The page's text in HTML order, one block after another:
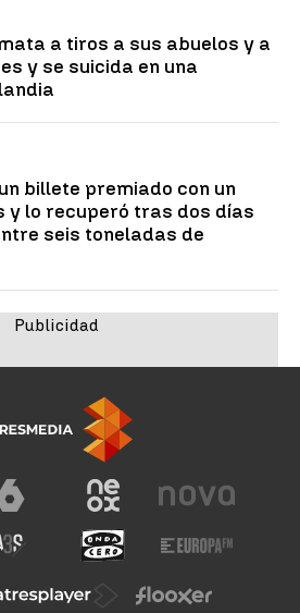
a tiros a sus abuelos y a
y se suicida en una
billete premiado con un
y lo recuperó tras dos días
seis toneladas de